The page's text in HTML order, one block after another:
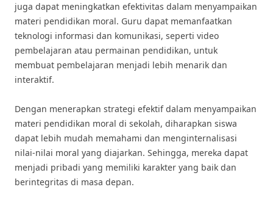
juga dapat meningkatkan efektivitas dalam menyampaikan
materi pendidikan moral. Guru dapat memanfaatkan
teknologi informasi dan komunikasi, seperti video
pembelajaran atau permainan pendidikan, untuk
membuat pembelajaran menjadi lebih menarik dan
interaktif.
Dengan menerapkan strategi efektif dalam menyampaikan
materi pendidikan moral di sekolah, diharapkan siswa
dapat lebih mudah memahami dan menginternalisasi
nilai-nilai moral yang diajarkan. Sehingga, mereka dapat
menjadi pribadi yang memiliki karakter yang baik dan
berintegritas di masa depan.